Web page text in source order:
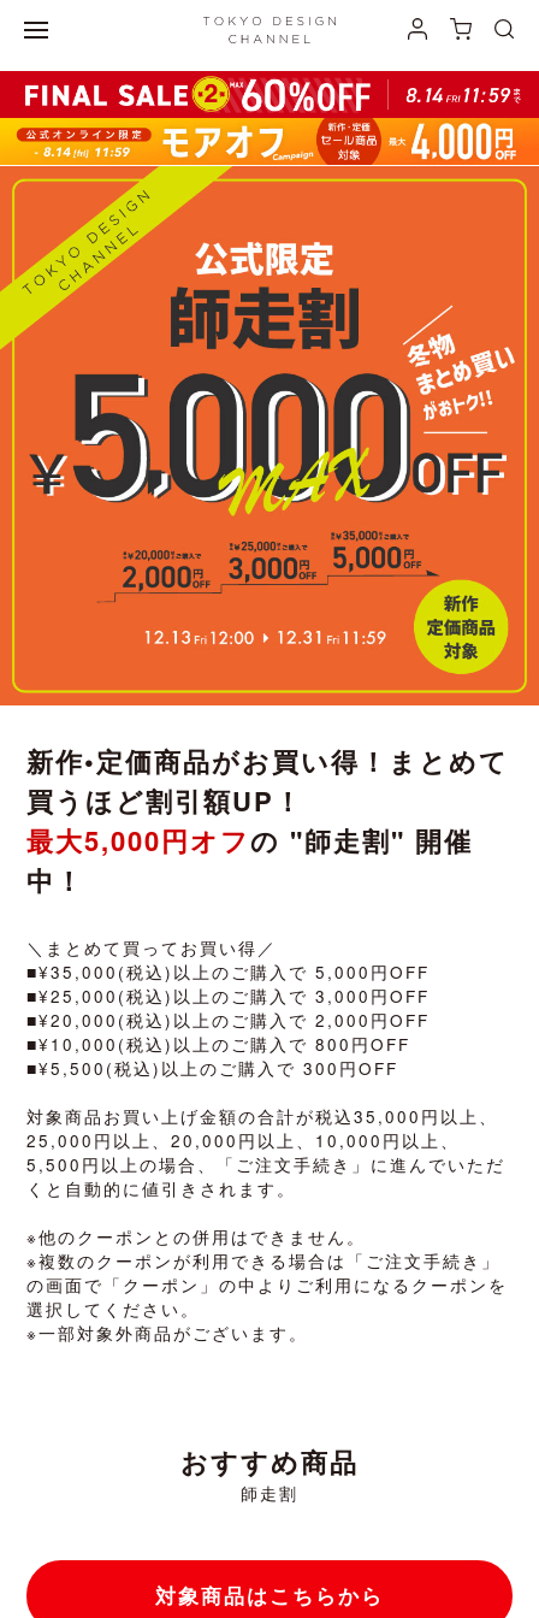
新作•定価商品がお買い得！まとめて
買うほど割引額UP！
最大5,000円オフの "師走割" 開催
中！
＼まとめて買ってお買い得／
■¥35,000(税込)以上のご購入で 5,000円OFF
■¥25,000(税込)以上のご購入で 3,000円OFF
■¥20,000(税込)以上のご購入で 2,000円OFF
■¥10,000(税込)以上のご購入で 800円OFF
■¥5,500(税込)以上のご購入で 300円OFF
対象商品お買い上げ金額の合計が税込35,000円以上、
25,000円以上、20,000円以上、10,000円以上、
5,500円以上の場合、
「ご注文手続き」に進んでいただ
くと自動的に値引きされます。
※他のクーポンとの併用はできません。
※複数のクーポンが利用できる場合は「ご注文手続き」
の画面で「クーポン」の中よりご利用になるクーポンを
選択してください。
※一部対象外商品がございます。
おすすめ商品
師走割
対象商品はこちらから